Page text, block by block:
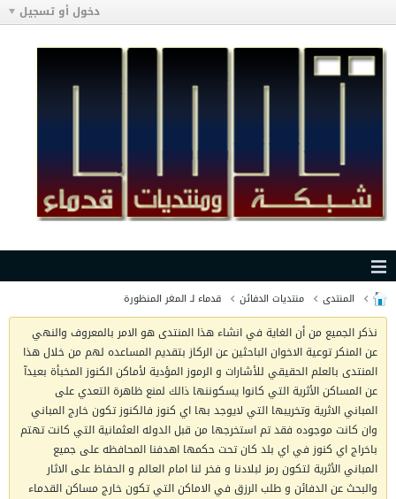
دخول أو تسجيل
المنتدى منتديات الدفائن قدماء لـ المغر المنظورة
نذكر الجميع من أن الغاية في انشاء هذا المنتدى هو الامر بالمعروف والنهي
عن المنكر توعية الاخوان الباحثين عن الركاز بتقديم المساعده لهم من خلال هذا
المنتدى بالعلم الحقيقي للأشارات و الرموز المؤدية لأماكن الكنوز المخبأة بعيدآ
عن المساكن الأثرية التي كانوا يسكوننها ذالك لمنع ظاهرة التعدي على
المباني الاثرية وتخريبها التي لايوجد بها اي كنوز فالكنوز تكون خارج المباني
وان كانت موجوده فقد تم استخرجها من قبل الدوله العثمانية التي كانت تهتم
باخراج اي كنوز في اي بلد كان تحت حكمها اهدفنا المحافظه على جميع
المباني الأثرية لتكون رمز لبلادنا و فخر لنا امام العالم و الحفاظ على الاثار
والبحث عن الدفائن و طلب الرزق في الاماكن التي تكون خارج مساكن القدماء